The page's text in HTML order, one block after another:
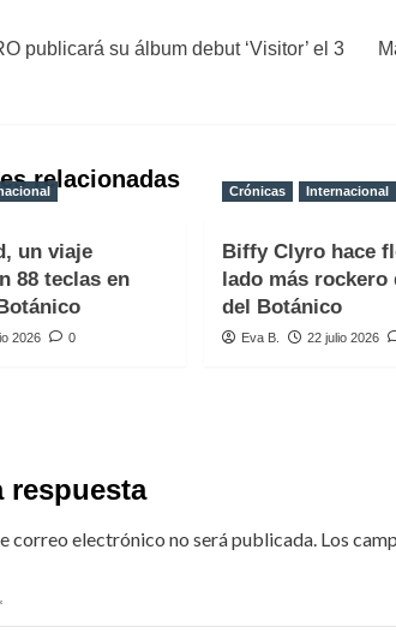
publicará su álbum debut ‘Visitor’ el 3
relacionadas
un viaje
88 teclas en
2026 0
Crónicas Internacional
Biffy Clyro hace
lado más rockero
del Botánico
Eva B. 22 julio 2026
respuesta
correo electrónico no será publicada. Los